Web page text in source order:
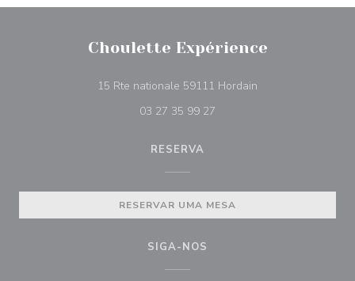
Choulette Expérience
15 Rte nationale 59111 Hordain
03 27 35 99 27
RESERVA
RESERVAR UMA MESA
SIGA-NOS